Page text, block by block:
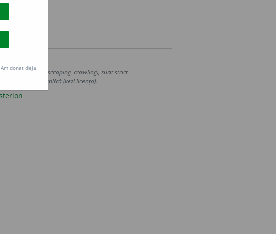
automată (web scraping, crawling), sunt strict
utilizare publică (vezi licența).
Am donat deja.